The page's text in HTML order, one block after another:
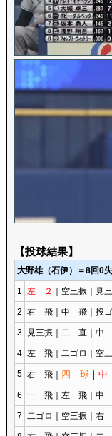
【投球結果】
大野雄（石伊）＝8回0
1 左 ２ ｜空三振｜見三
2 右 飛｜中 飛｜投ゴ
3 見三振｜二 直｜中
4 左 飛｜二ゴロ｜空
5 右 飛｜ 四 球｜
6 一 飛｜左 飛｜中
7 二ゴロ｜空三振｜右